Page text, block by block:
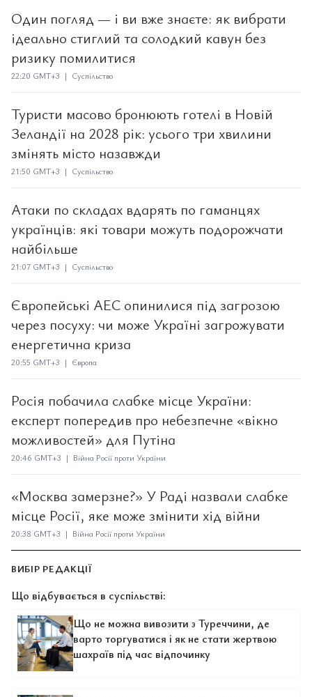
Один погляд — і ви вже знаєте: як вибрати
ідеально стиглий та солодкий кавун без
ризику помилитися
22:20 GMT+3 | Суспільство
Туристи масово бронюють готелі в Новій
Зеландії на 2028 рік: усього три хвилини
змінять місто назавжди
21:50 GMT+3 | Суспільство
Атаки по складах вдарять по гаманцях
українців: які товари можуть подорожчати
найбільше
21:07 GMT+3 | Суспільство
Європейські АЕС опинилися під загрозою
через посуху: чи може Україні загрожувати
енергетична криза
20:55 GMT+3 | Європа
Росія побачила слабке місце України:
експерт попередив про небезпечне «вікно
можливостей» для Путіна
20:46 GMT+3 | Війна Росії проти України
«Москва замерзне?» У Раді назвали слабке
місце Росії, яке може змінити хід війни
20:38 GMT+3 | Війна Росії проти України
ВИБІР РЕДАКЦІЇ
Що відбувається в суспільстві:
Що не можна вивозити з Туреччини, де
варто торгуватися і як не стати жертвою
шахраїв під час відпочинку